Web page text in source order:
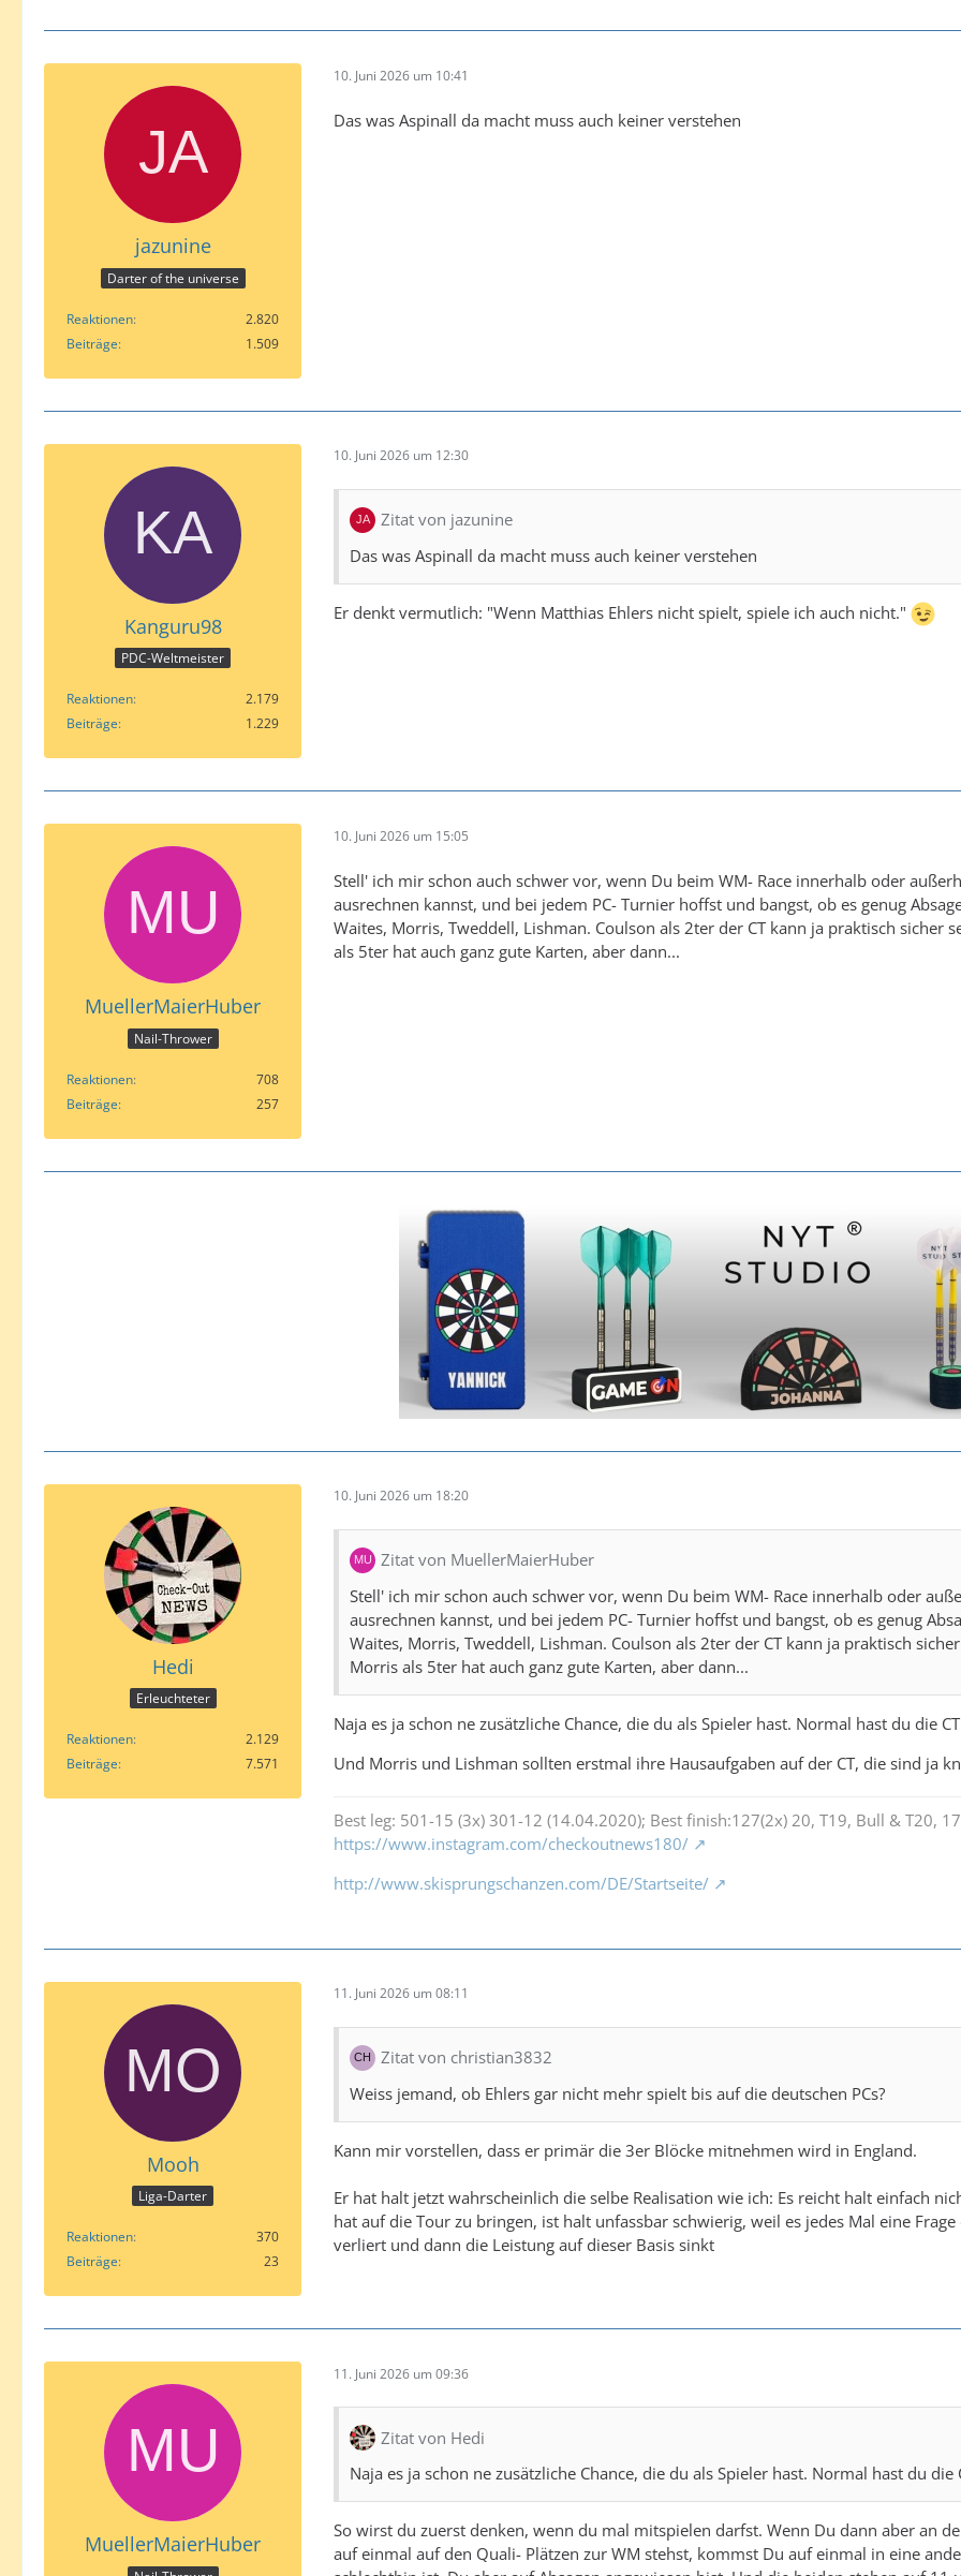
jazunine
Darter of the universe
Reaktionen
2.820
Beiträge
1.509
10. Juni 2026 um 10:41
Das was Aspinall da macht muss auch keiner verstehen
Kanguru98
PDC-Weltmeister
Reaktionen
2.179
Beiträge
1.229
10. Juni 2026 um 12:30
Zitat von jazunine
Das was Aspinall da macht muss auch keiner verstehen
Er denkt vermutlich: "Wenn Matthias Ehlers nicht spielt, spiele ich auch nicht."
MuellerMaierHuber
Nail-Thrower
Reaktionen
708
Beiträge
257
10. Juni 2026 um 15:05
Stell' ich mir schon auch schwer vor, wenn Du beim WM- Race innerhalb oder
ausrechnen kannst, und bei jedem PC- Turnier hoffst und bangst, ob es genug
Waites, Morris, Tweddell, Lishman. Coulson als 2ter der CT kann ja praktisch
als 5ter hat auch ganz gute Karten, aber dann...
Hedi
Erleuchteter
Reaktionen
2.129
Beiträge
7.571
10. Juni 2026 um 18:20
Zitat von MuellerMaierHuber
Stell' ich mir schon auch schwer vor, wenn Du beim WM- Race innerhalb oder
ausrechnen kannst, und bei jedem PC- Turnier hoffst und bangst, ob es genug
Waites, Morris, Tweddell, Lishman. Coulson als 2ter der CT kann ja praktisch
Morris als 5ter hat auch ganz gute Karten, aber dann...
Naja es ja schon ne zusätzliche Chance, die du als Spieler hast. Normal hast du die
Und Morris und Lishman sollten erstmal ihre Hausaufgaben auf der CT, die sind ja
Best leg: 501-15 (3x) 301-12 (14.04.2020); Best finish:127(2x) 20, T19, Bull & T20,
https://www.instagram.com/checkoutnews180/
http://www.skisprungschanzen.com/DE/Startseite/
Mooh
Liga-Darter
Reaktionen
370
Beiträge
23
11. Juni 2026 um 08:11
Zitat von christian3832
Weiss jemand, ob Ehlers gar nicht mehr spielt bis auf die deutschen PCs?
Kann mir vorstellen, dass er primär die 3er Blöcke mitnehmen wird in England.
Er hat halt jetzt wahrscheinlich die selbe Realisation wie ich: Es reicht halt einfach
hat auf die Tour zu bringen, ist halt unfassbar schwierig, weil es jedes Mal eine
verliert und dann die Leistung auf dieser Basis sinkt
MuellerMaierHuber
11. Juni 2026 um 09:36
Zitat von Hedi
Naja es ja schon ne zusätzliche Chance, die du als Spieler hast. Normal hast du die
So wirst du zuerst denken, wenn du mal mitspielen darfst. Wenn Du dann aber an
auf einmal auf den Quali- Plätzen zur WM stehst, kommst Du auf einmal in eine